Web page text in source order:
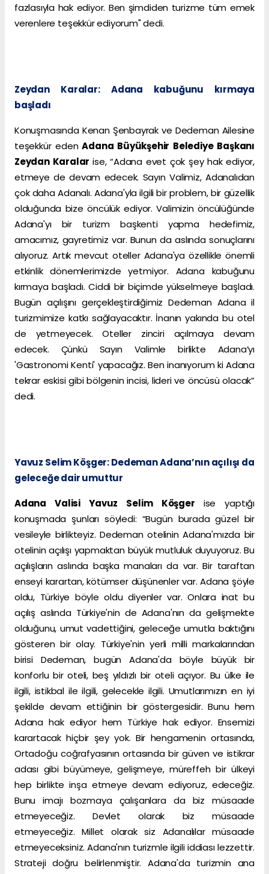
fazlasıyla hak ediyor. Ben şimdiden turizme tüm emek
verenlere teşekkür ediyorum" dedi.
Zeydan Karalar: Adana kabuğunu kırmaya
başladı
Konuşmasında Kenan Şenbayrak ve Dedeman Ailesine
teşekkür edenAdana Büyükşehir Belediye Başkanı
Zeydan Karalarise, “Adana evet çok şey hak ediyor,
etmeye de devam edecek. Sayın Valimiz, Adanalıdan
çok daha Adanalı. Adana'yla ilgili bir problem, bir güzellik
olduğunda bize öncülük ediyor. Valimizin öncülüğünde
Adana'yı bir turizm başkenti yapma hedefimiz,
amacımız, gayretimiz var. Bunun da aslında sonuçlarını
alıyoruz. Artık mevcut oteller Adana'ya özellikle önemli
etkinlik dönemlerimizde yetmiyor. Adana kabuğunu
kırmaya başladı. Ciddi bir biçimde yükselmeye başladı.
Bugün açılışını gerçekleştirdiğimiz Dedeman Adana il
turizmimize katkı sağlayacaktır. İnanın yakında bu otel
de yetmeyecek. Oteller zinciri açılmaya devam
edecek. Çünkü Sayın Valimle birlikte Adana’yı
'Gastronomi Kenti' yapacağız. Ben inanıyorum ki Adana
tekrar eskisi gibi bölgenin incisi, lideri ve öncüsü olacak”
dedi.
Yavuz Selim Köşger: Dedeman Adana’nın açılışı da
geleceğe dair umuttur
Adana Valisi Yavuz Selim Köşger ise yaptığı
konuşmada şunları söyledi: “Bugün burada güzel bir
vesileyle birlikteyiz. Dedeman otelinin Adana'mızda bir
otelinin açılışı yapmaktan büyük mutluluk duyuyoruz. Bu
açılışların aslında başka manaları da var. Bir taraftan
enseyi karartan, kötümser düşünenler var. Adana şöyle
oldu, Türkiye böyle oldu diyenler var. Onlara inat bu
açılış aslında Türkiye'nin de Adana'nın da gelişmekte
olduğunu, umut vadettiğini, geleceğe umutla baktığını
gösteren bir olay. Türkiye'nin yerli milli markalarından
birisi Dedeman, bugün Adana'da böyle büyük bir
konforlu bir oteli, beş yıldızlı bir oteli açıyor. Bu ülke ile
ilgili, istikbal ile ilgili, gelecekle ilgili. Umutlarımızın en iyi
şekilde devam ettiğinin bir göstergesidir. Bunu hem
Adana hak ediyor hem Türkiye hak ediyor. Ensemizi
karartacak hiçbir şey yok. Bir hengamenin ortasında,
Ortadoğu coğrafyasının ortasında bir güven ve istikrar
adası gibi büyümeye, gelişmeye, müreffeh bir ülkeyi
hep birlikte inşa etmeye devam ediyoruz, edeceğiz.
Bunu imajı bozmaya çalışanlara da biz müsaade
etmeyeceğiz. Devlet olarak biz müsaade
etmeyeceğiz. Millet olarak siz Adanalılar müsaade
etmeyeceksiniz. Adana'nın turizmle ilgili iddiası lezzettir.
Strateji doğru belirlenmiştir. Adana'da turizmin ana